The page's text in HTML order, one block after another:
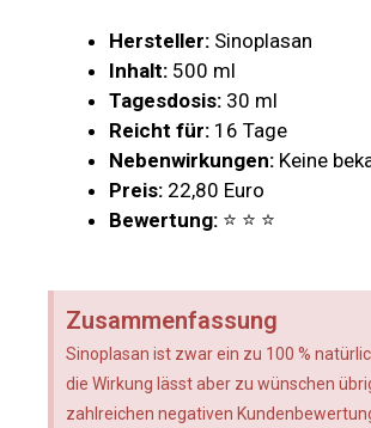
Hersteller: Sinoplasan
Inhalt: 500 ml
Tagesdosis: 30 ml
Reicht für: 16 Tage
Nebenwirkungen: Keine
Preis: 22,80 Euro
Bewertung: ⭐ ⭐ ⭐
Zusammenfassung
Sinoplasan ist zwar ein zu 100 %
die Wirkung lässt aber zu wünschen
zahlreichen negativen